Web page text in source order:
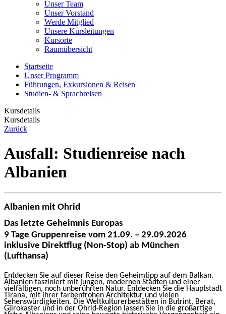
Unser Team
Unser Vorstand
Werde Mitglied
Unsere Kursleitungen
Kursorte
Raumübersicht
Startseite
Unser Programm
Führungen, Exkursionen & Reisen
Studien- & Sprachreisen
Kursdetails
Kursdetails
Zurück
Ausfall: Studienreise nach
Albanien
Albanien mit Ohrid
Das letzte Geheimnis Europas
9 Tage Gruppenreise vom 21.09. – 29.09.2026
inklusive Direktflug (Non-Stop) ab München
(Lufthansa)
Entdecken Sie auf dieser Reise den Geheimtipp auf dem Balkan.
Albanien fasziniert mit jungen, modernen Städten und einer
vielfältigen, noch un­berührten Natur. Entdecken Sie die Hauptstadt
Tirana, mit ihrer farbenfrohen Architektur und vielen
Sehenswürdigkeiten. Die Weltkulturerbestätten in Butrint, Berat,
Gjirokaster und in der Ohrid-Region lassen Sie in die großartige